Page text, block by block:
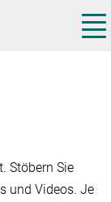
Stöbern Sie
und Videos. Je